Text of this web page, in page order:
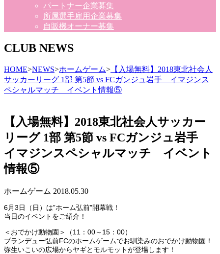
パートナー企業募集
所属選手雇用企業募集
自販機オーナー募集
CLUB NEWS
HOME>NEWS>ホームゲーム> 【入場無料】2018東北社会人
サッカーリーグ 1部 第5節 vs FCガンジュ岩手 イマジンス
ペシャルマッチ イベント情報⑤
【入場無料】2018東北社会人サッカー
リーグ 1部 第5節 vs FCガンジュ岩手
イマジンスペシャルマッチ イベント
情報⑤
ホームゲーム 2018.05.30
6月3日（日）は”ホーム弘前”開幕戦！
当日のイベントをご紹介！
＜おでかけ動物園＞（11：00～15：00）
ブランデュー弘前FCのホームゲームでお馴染みのおでかけ動物園！
弥生いこいの広場からヤギとモルモットが登場します！